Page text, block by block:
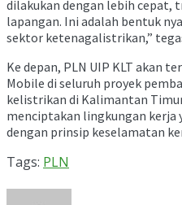
dilakukan dengan lebih cepat,
lapangan. Ini adalah bentuk
sektor ketenagalistrikan,”
Ke depan, PLN UIP KLT akan
Mobile di seluruh proyek
kelistrikan di Kalimantan
menciptakan lingkungan kerja
dengan prinsip keselamatan
Tags: PLN